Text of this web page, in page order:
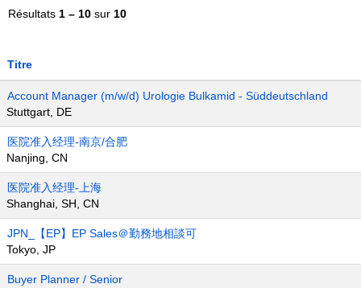
Résultats 1 – 10 sur 10
Titre
Account Manager (m/w/d) Urologie Bulkamid - Süddeutschland
Stuttgart, DE
医院准入经理-南京/合肥
Nanjing, CN
医院准入经理-上海
Shanghai, SH, CN
JPN_【EP】EP Sales＠勤務地相談可
Tokyo, JP
Buyer Planner / Senior